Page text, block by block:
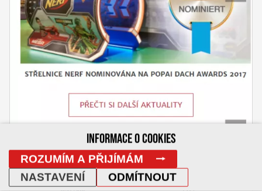
INFORMACE O COOKIES
ROZUMÍM A PŘIJÍMÁM
ODMÍTNOUT
NASTAVENÍ